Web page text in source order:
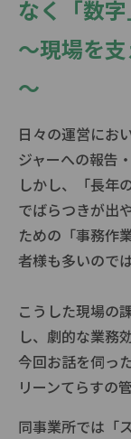
なく「数字
～現場を
～
日々の運営にお
ジャーへの報告
しかし、「長年
でばらつきが出
ための「事務作
者様も多いので
こうした現場の
し、劇的な業務
今回お話を伺っ
リーンてらすの
同事業所では「